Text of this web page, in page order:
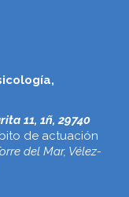
11, 1ñ, 29740
de actuación
del Mar, Vélez-